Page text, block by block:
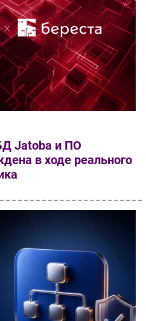
Jatoba и ПО
в ходе реального